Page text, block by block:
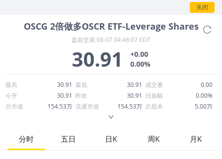
关闭
OSCG 2倍做多OSCR ETF-Leverage Shares
盘前交易 08-07 04:48:07 EDT
30.91
+0.00
0.00%
最高 30.91 最低 30.91 成交量
0.00
今开
30.91 昨收 30.91 日振幅
0.00%
总市值
154.53万 流通市值 154.53万 总股本
5.00万
52周最高
35.14 市盈率
股息
分时 五日 日K 周K 月K